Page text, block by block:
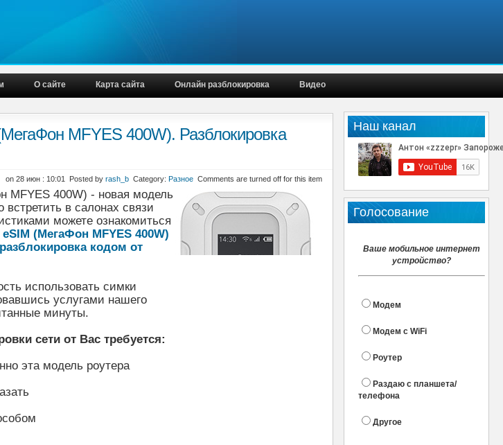
О сайте Карта сайта Онлайн разблокировка Видео
Наш канал
Голосование
Ваше мобильное интернет
устройство?
Модем
Модем с WiFi
Роутер
Раздаю с планшета/
телефона
Другое
MFYES 400W). Разблокировка
on 28 июн : 10:01 Posted by rash_b Category: Разное Comments are turned off for this item
MFYES 400W) - новая модель
в салонах связи
можете ознакомиться
(МегаФон MFYES 400W)
кодом от
использовать симки
услугами нашего
минуты.
сети от Вас требуется:
эта модель роутера